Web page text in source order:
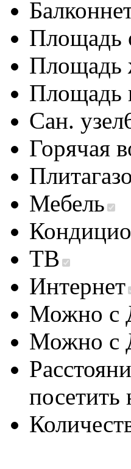
Балкон
Площадь
Площадь
Площадь
Сан. узел
Горячая
Плита
Мебель
ТВ
Интернет
Можно с
Можно с
посетить